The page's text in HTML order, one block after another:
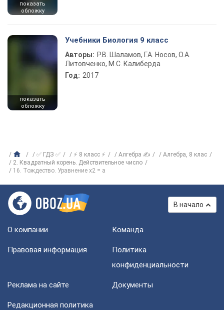
показать
обложку
показать
обложку
Учебники Биология 9 класс
Авторы: Р.В. Шаламов, Г.А. Носов, О.А.
Литовченко, М.С. Калиберда
Год: 2017
✅ ГДЗ ✅ ⚡ 8 класс ⚡ Алгебра ✍
Алгебра, 8 клас
2. Квадратный корень. Действительное число
16. Тождество. Уравнение х2 = а
В начало
О компании Команда
Правовая информация
Политика
конфиденциальности
Реклама на сайте Документы
Редакционная политика